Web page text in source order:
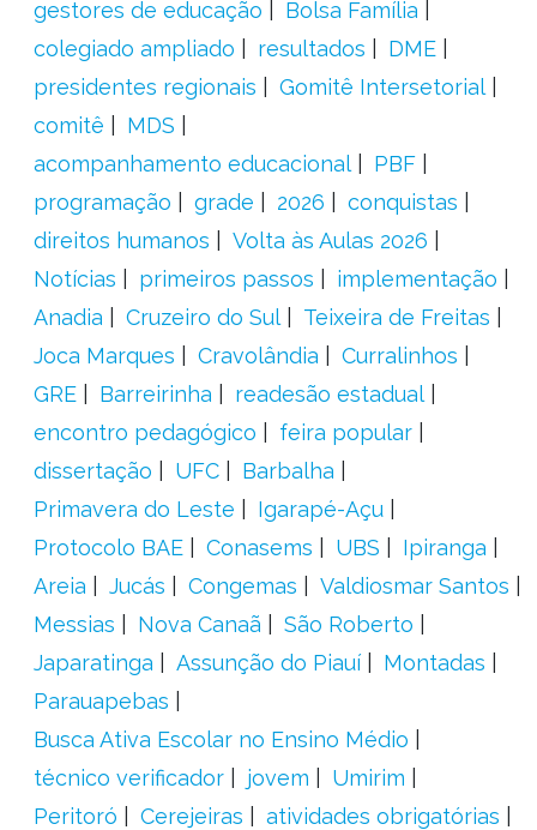
gestores de educação
Bolsa Família
colegiado ampliado
resultados
DME
presidentes regionais
Gomitê Intersetorial
comitê
MDS
acompanhamento educacional
PBF
programação
grade 2026
conquistas
direitos humanos
Volta às Aulas 2026
Notícias
primeiros passos
implementação
Anadia
Cruzeiro do Sul
Teixeira de Freitas
Joca Marques
Cravolândia
Curralinhos
GRE
Barreirinha
readesão estadual
encontro pedagógico
feira popular
dissertação
UFC
Barbalha
Primavera do Leste
Igarapé-Açu
Protocolo BAE
Conasems UBS
Ipiranga
Areia
Jucás Congemas
Valdiosmar Santos
Messias
Nova Canaã
São Roberto
Japaratinga
Assunção do Piauí
Montadas
Parauapebas
Busca Ativa Escolar no Ensino Médio
técnico verificador
jovem
Umirim
Peritoró
Cerejeiras
atividades obrigatórias